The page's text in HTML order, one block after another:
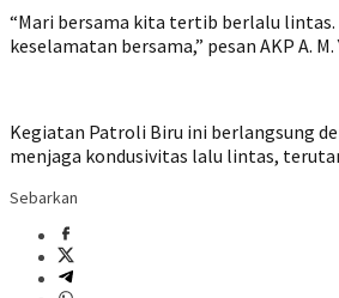
“Mari bersama kita tertib berlalu lintas.
keselamatan bersama,” pesan AKP A. M.
Kegiatan Patroli Biru ini berlangsung
menjaga kondusivitas lalu lintas,
Sebarkan